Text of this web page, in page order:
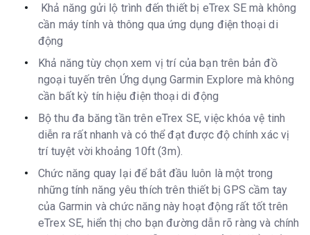
Cảm biến
GALILEO
v
v
Có (cảm biến độ nghiêng 3 trục)
Bộ thu tín hiệu độ
nhạy cao
v
La bàn GPS
(trong khi di
chuyển)
v
Tính năng thông minh hàng ngày
Khả năng gửi lộ trình đến thiết bị eTrex SE mà không
cần máy tính và thông qua ứng dụng điện thoại di
động
Khả năng tùy chọn xem vị trí của bạn trên bản đồ
ngoại tuyến trên Ứng dụng Garmin Explore mà không
cần bất kỳ tín hiệu điện thoại di động
Bộ thu đa băng tần trên eTrex SE, việc khóa vệ tinh
diễn ra rất nhanh và có thể đạt được độ chính xác vị
trí tuyệt vời khoảng 10ft (3m).
Chức năng quay lại để bắt đầu luôn là một trong
những tính năng yêu thích trên thiết bị GPS cầm tay
của Garmin và chức năng này hoạt động rất tốt trên
eTrex SE, hiển thị cho bạn đường dẫn rõ ràng và chính